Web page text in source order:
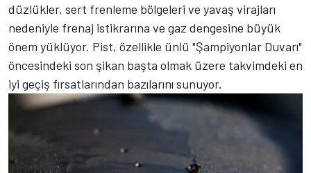
düzlükler, sert frenleme bölgeleri ve yavaş virajları
nedeniyle frenaj istikrarına ve gaz dengesine büyük
önem yüklüyor. Pist, özellikle ünlü "Şampiyonlar Duvarı"
öncesindeki son şikan başta olmak üzere takvimdeki en
iyi geçiş fırsatlarından bazılarını sunuyor.